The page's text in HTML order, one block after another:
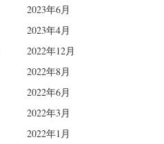
2023年6月
2023年4月
2022年12月
2022年8月
2022年6月
2022年3月
2022年1月